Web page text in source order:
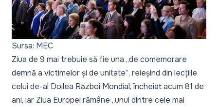
Sursa: MEC
Ziua de 9 mai trebuie să fie una „de comemorare
demnă a victimelor și de unitate”, reieșind din lecțiile
celui de-al Doilea Război Mondial, încheiat acum 81 de
ani, iar Ziua Europei rămâne „unul dintre cele mai